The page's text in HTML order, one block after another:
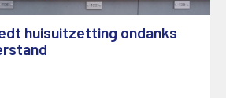
huisuitzetting ondanks